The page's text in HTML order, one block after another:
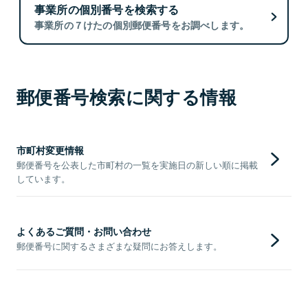
事業所の個別番号を検索する
事業所の７けたの個別郵便番号をお調べします。
郵便番号検索に関する情報
市町村変更情報
郵便番号を公表した市町村の一覧を実施日の新しい順に掲載
しています。
よくあるご質問・お問い合わせ
郵便番号に関するさまざまな疑問にお答えします。